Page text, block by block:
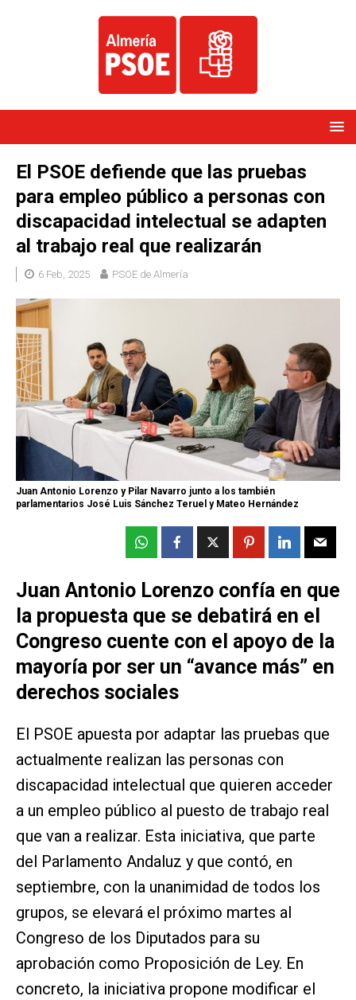
El PSOE defiende que las pruebas
para empleo público a personas con
discapacidad intelectual se adapten
al trabajo real que realizarán
6 Feb, 2025 PSOE de Almería
Juan Antonio Lorenzo y Pilar Navarro junto a los también
parlamentarios José Luis Sánchez Teruel y Mateo Hernández
Juan Antonio Lorenzo confía en que
la propuesta que se debatirá en el
Congreso cuente con el apoyo de la
mayoría por ser un “avance más” en
derechos sociales
El PSOE apuesta por adaptar las pruebas que
actualmente realizan las personas con
discapacidad intelectual que quieren acceder
a un empleo público al puesto de trabajo real
que van a realizar. Esta iniciativa, que parte
del Parlamento Andaluz y que contó, en
septiembre, con la unanimidad de todos los
grupos, se elevará el próximo martes al
Congreso de los Diputados para su
aprobación como Proposición de Ley. En
concreto, la iniciativa propone modificar el